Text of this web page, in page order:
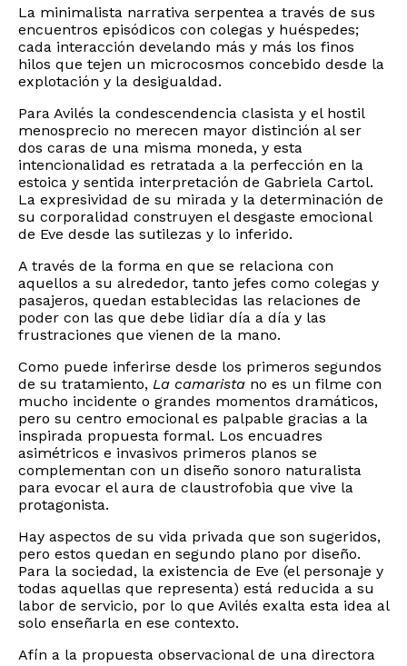
La minimalista narrativa serpentea a través de sus
encuentros episódicos con colegas y huéspedes;
cada interacción develando más y más los finos
hilos que tejen un microcosmos concebido desde la
explotación y la desigualdad.
Para Avilés la condescendencia clasista y el hostil
menosprecio no merecen mayor distinción al ser
dos caras de una misma moneda, y esta
intencionalidad es retratada a la perfección en la
estoica y sentida interpretación de Gabriela Cartol.
La expresividad de su mirada y la determinación de
su corporalidad construyen el desgaste emocional
de Eve desde las sutilezas y lo inferido.
A través de la forma en que se relaciona con
aquellos a su alrededor, tanto jefes como colegas y
pasajeros, quedan establecidas las relaciones de
poder con las que debe lidiar día a día y las
frustraciones que vienen de la mano.
Como puede inferirse desde los primeros segundos
de su tratamiento, La camarista no es un filme con
mucho incidente o grandes momentos dramáticos,
pero su centro emocional es palpable gracias a la
inspirada propuesta formal. Los encuadres
asimétricos e invasivos primeros planos se
complementan con un diseño sonoro naturalista
para evocar el aura de claustrofobia que vive la
protagonista.
Hay aspectos de su vida privada que son sugeridos,
pero estos quedan en segundo plano por diseño.
Para la sociedad, la existencia de Eve (el personaje y
todas aquellas que representa) está reducida a su
labor de servicio, por lo que Avilés exalta esta idea al
solo enseñarla en ese contexto.
Afín a la propuesta observacional de una directora